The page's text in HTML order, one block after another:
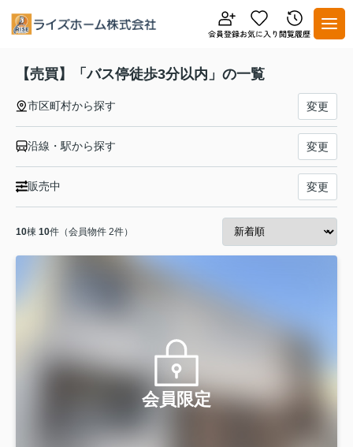
【売買】「バス停徒歩3分以内」の一覧
市区町村から探す 変更
沿線・駅から探す 変更
販売中 変更
10棟 10件（会員物件 2件）
会員限定